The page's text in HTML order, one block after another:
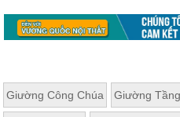
Giường Công Chúa Giường Tầng